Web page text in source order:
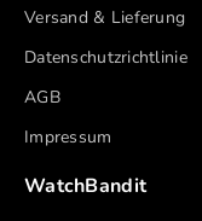
Versand & Lieferung
Datenschutzrichtlinie
AGB
Impressum
WatchBandit